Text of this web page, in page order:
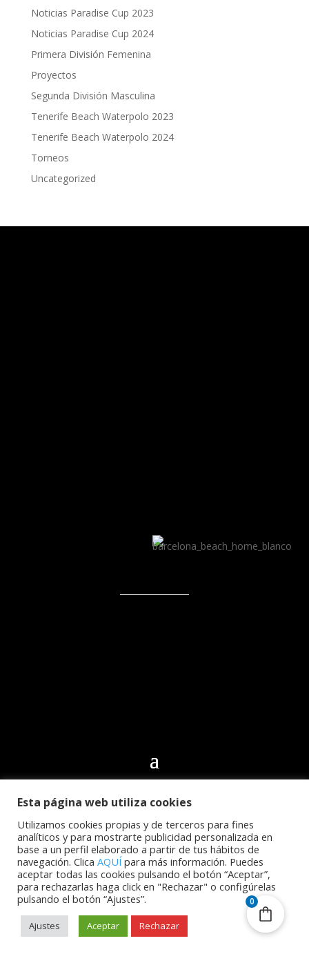
Noticias Paradise Cup 2023
Noticias Paradise Cup 2024
Primera División Femenina
Proyectos
Segunda División Masculina
Tenerife Beach Waterpolo 2023
Tenerife Beach Waterpolo 2024
Torneos
Uncategorized
© 2024 Club Deportivo CN Echeyde Acidalio Lorenzo.
Todos los derechos reservados | Desarrollo web por
Cidecán
Esta página web utiliza cookies
Utilizamos cookies propias y de terceros para fines
analíticos y para mostrarte publicidad personalizada en
base a un perfil elaborado a partir de tus hábitos de
navegación. Clica AQUÍ para más información. Puedes
aceptar todas las cookies pulsando el botón “Aceptar”,
para rechazarlas haga click en "Rechazar" o configúrelas
pulsando el botón “Ajustes”.
Ajustes Aceptar Rechazar
0